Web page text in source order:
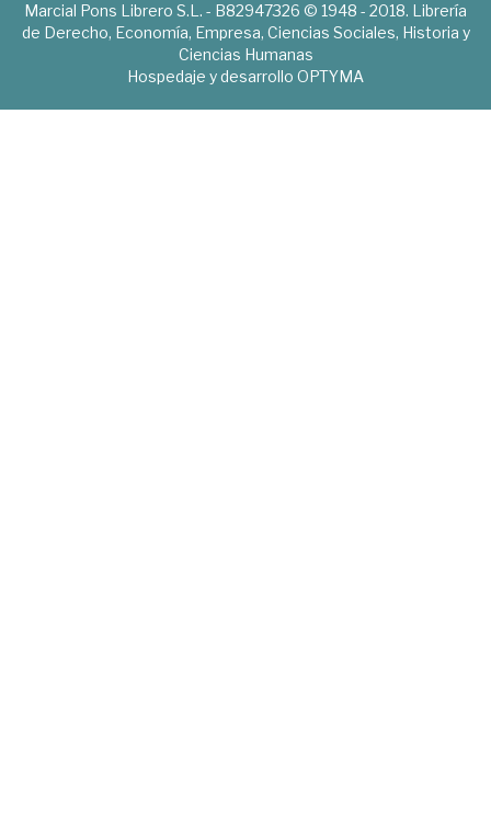
Marcial Pons Librero S.L. - B82947326 © 1948 - 2018. Librería
de Derecho, Economía, Empresa, Ciencias Sociales, Historia y
Ciencias Humanas
Hospedaje y desarrollo OPTYMA